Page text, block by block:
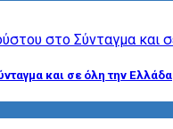
και σε όλη την Ελλάδα